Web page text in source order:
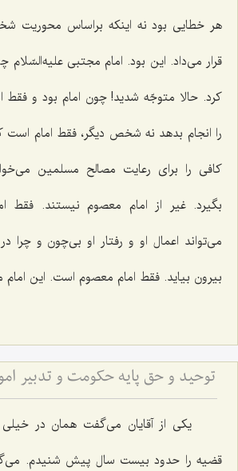
هر خطایی بود نه اینكه براساس
قرار می‌داد. این بود. امام مجتبی علیه‌السّلام
كرد. حالا متوجّه شدید! چون امام بود و فقط
را انجام بدهد نه شخص دیگر، فقط امام است
كافی را برای رعایت مصالح مسلمین
بگیرد. غیر از امام معصوم نیستند.
می‌تواند اعمال او و رفتار او بی‌چون و چرا
بیرون بیاید. فقط امام معصوم است. این امام
یكی از آقایان می‌گفت همان در
قضیه را حدود بیست سال پیش شنیدم.